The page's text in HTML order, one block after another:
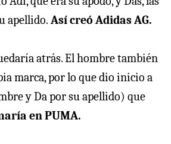
apellido. Así creó Adidas AG.
atrás. El hombre también
marca, por lo que dio inicio a
y Da por su apellido) que
en PUMA.